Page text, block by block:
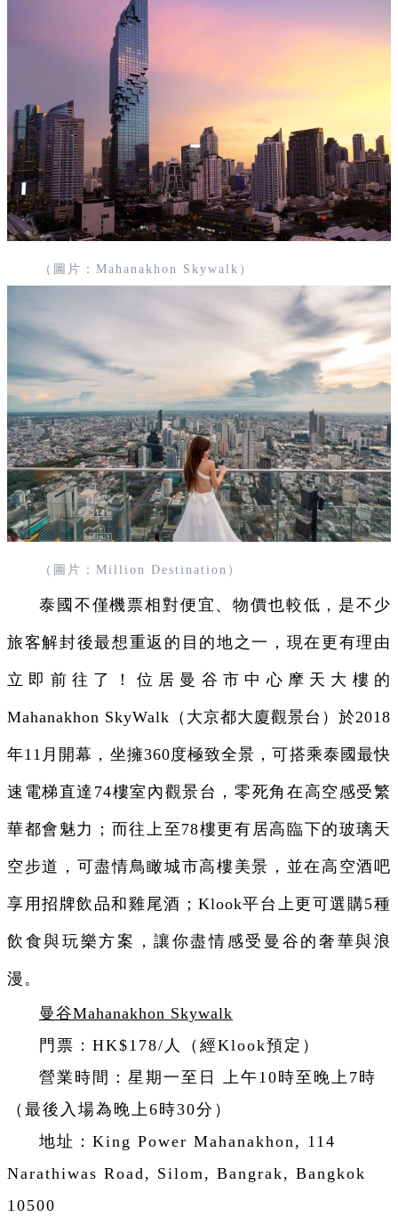
（圖片：Mahanakhon Skywalk）
（圖片：Million Destination）
泰國不僅機票相對便宜、物價也較低，是不少
旅客解封後最想重返的目的地之一，現在更有理由
立即前往了！位居曼谷市中心摩天大樓的
Mahanakhon SkyWalk（大京都大廈觀景台）於2018
年11月開幕，坐擁360度極致全景，可搭乘泰國最快
速電梯直達74樓室內觀景台，零死角在高空感受繁
華都會魅力；而往上至78樓更有居高臨下的玻璃天
空步道，可盡情鳥瞰城市高樓美景，並在高空酒吧
享用招牌飲品和雞尾酒；Klook平台上更可選購5種
飲食與玩樂方案，讓你盡情感受曼谷的奢華與浪
漫。
曼谷Mahanakhon Skywalk
門票：HK$178/人（經Klook預定）
營業時間：星期一至日 上午10時至晚上7時
（最後入場為晚上6時30分）
地址：King Power Mahanakhon, 114
Narathiwas Road, Silom, Bangrak, Bangkok
10500